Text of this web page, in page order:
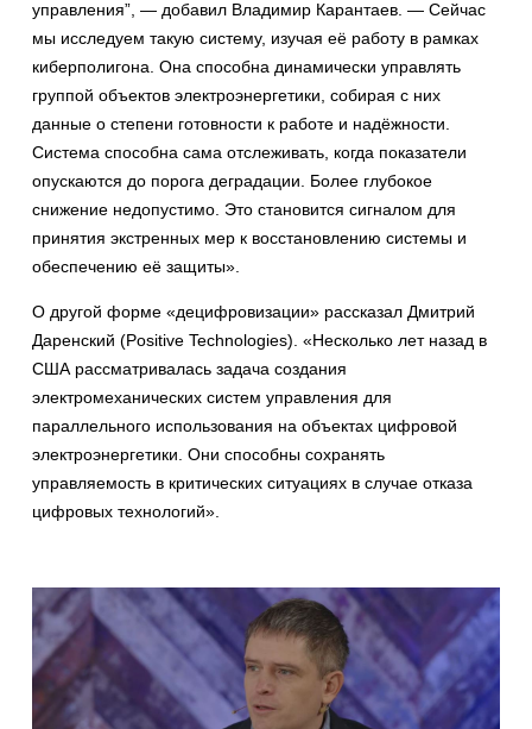
управления”, — добавил Владимир Карантаев. — Сейчас
мы исследуем такую систему, изучая её работу в рамках
киберполигона. Она способна динамически управлять
группой объектов электроэнергетики, собирая с них
данные о степени готовности к работе и надёжности.
Система способна сама отслеживать, когда показатели
опускаются до порога деградации. Более глубокое
снижение недопустимо. Это становится сигналом для
принятия экстренных мер к восстановлению системы и
обеспечению её защиты».
О другой форме «децифровизации» рассказал Дмитрий
Даренский (Positive Technologies). «Несколько лет назад в
США рассматривалась задача создания
электромеханических систем управления для
параллельного использования на объектах цифровой
электроэнергетики. Они способны сохранять
управляемость в критических ситуациях в случае отказа
цифровых технологий».